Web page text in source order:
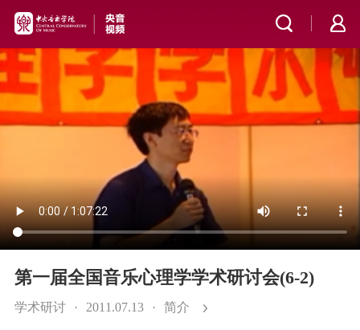
第一届全国音乐心理学学术研讨会(6-2)
学术研讨 · 2011.07.13 · 简介